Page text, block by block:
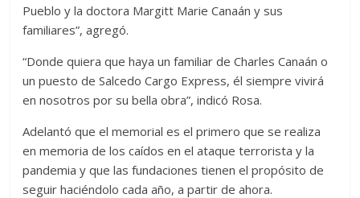
Pueblo y la doctora Margitt Marie Canaán y sus
familiares”, agregó.
“Donde quiera que haya un familiar de Charles Canaán o
un puesto de Salcedo Cargo Express, él siempre vivirá
en nosotros por su bella obra”, indicó Rosa.
Adelantó que el memorial es el primero que se realiza
en memoria de los caídos en el ataque terrorista y la
pandemia y que las fundaciones tienen el propósito de
seguir haciéndolo cada año, a partir de ahora.